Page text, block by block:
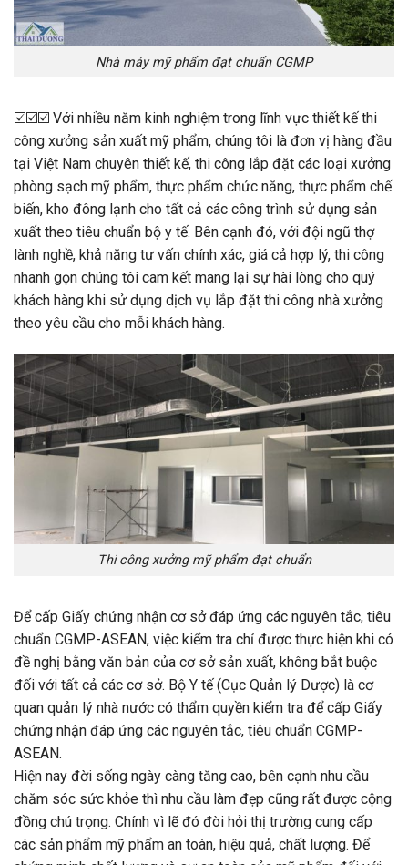
Nhà máy mỹ phẩm đạt chuẩn CGMP
☑️☑️☑️ Với nhiều năm kinh nghiệm trong lĩnh vực thiết kế thi
công xưởng sản xuất mỹ phẩm, chúng tôi là đơn vị hàng đầu
tại Việt Nam chuyên thiết kế, thi công lắp đặt các loại xưởng
phòng sạch mỹ phẩm, thực phẩm chức năng, thực phẩm chế
biến, kho đông lạnh cho tất cả các công trình sử dụng sản
xuất theo tiêu chuẩn bộ y tế. Bên cạnh đó, với đội ngũ thợ
lành nghề, khả năng tư vấn chính xác, giá cả hợp lý, thi công
nhanh gọn chúng tôi cam kết mang lại sự hài lòng cho quý
khách hàng khi sử dụng dịch vụ lắp đặt thi công nhà xưởng
theo yêu cầu cho mỗi khách hàng.
Thi công xưởng mỹ phẩm đạt chuẩn
Để cấp Giấy chứng nhận cơ sở đáp ứng các nguyên tắc, tiêu
chuẩn CGMP-ASEAN, việc kiểm tra chỉ được thực hiện khi có
đề nghị bằng văn bản của cơ sở sản xuất, không bắt buộc
đối với tất cả các cơ sở. Bộ Y tế (Cục Quản lý Dược) là cơ
quan quản lý nhà nước có thẩm quyền kiểm tra để cấp Giấy
chứng nhận đáp ứng các nguyên tắc, tiêu chuẩn CGMP-
ASEAN.
Hiện nay đời sống ngày càng tăng cao, bên cạnh nhu cầu
chăm sóc sức khỏe thì nhu cầu làm đẹp cũng rất được cộng
đồng chú trọng. Chính vì lẽ đó đòi hỏi thị trường cung cấp
các sản phẩm mỹ phẩm an toàn, hiệu quả, chất lượng. Để